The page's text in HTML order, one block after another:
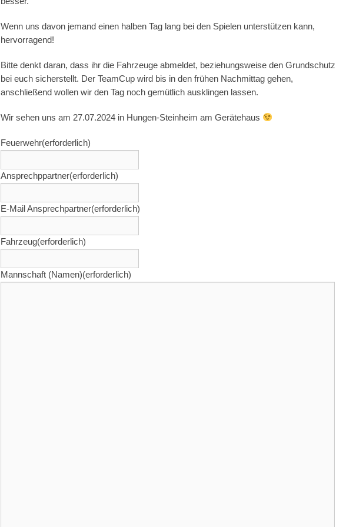
2
9
F
r
a
2
2
4
Wenn uns davon jemand einen halben Tag lang bei den Spielen unterstützen kann,
hervorragend!
Bitte denkt daran, dass ihr die Fahrzeuge abmeldet, beziehungsweise den Grundschutz
bei euch sicherstellt. Der TeamCup wird bis in den frühen Nachmittag gehen,
anschließend wollen wir den Tag noch gemütlich ausklingen lassen.
Wir sehen uns am 27.07.2024 in Hungen-Steinheim am Gerätehaus
Feuerwehr(erforderlich)
Ansprechppartner(erforderlich)
E-Mail Ansprechpartner(erforderlich)
Fahrzeug(erforderlich)
Mannschaft (Namen)(erforderlich)